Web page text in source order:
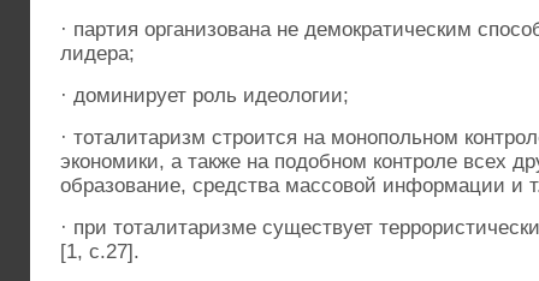
· партия организована не демократическим
лидера;
· доминирует роль идеологии;
· тоталитаризм строится на монопольном
экономики, а также на подобном контроле всех
образование, средства массовой информации и
· при тоталитаризме существует
[1, с.27].